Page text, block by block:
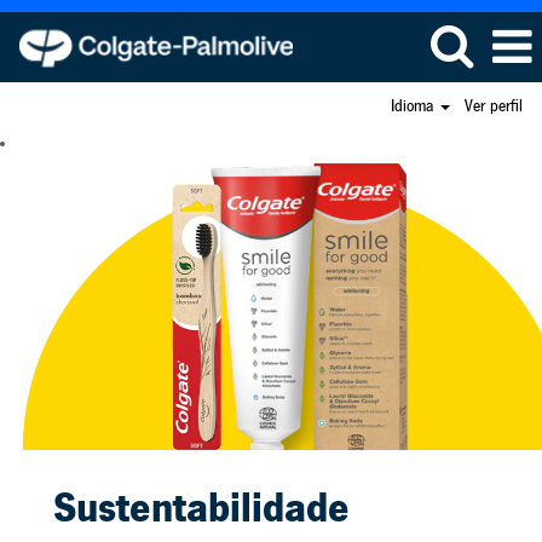
Idioma Ver perfil
Sustentabilidade